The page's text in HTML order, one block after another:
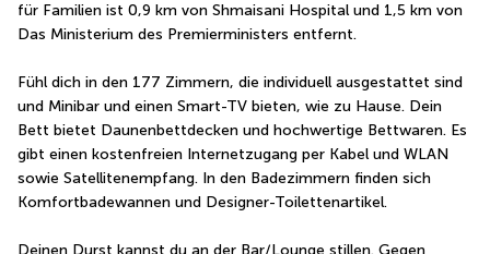
für Familien ist 0,9 km von Shmaisani Hospital und 1,5 km von
Das Ministerium des Premierministers entfernt.
Fühl dich in den 177 Zimmern, die individuell ausgestattet sind
und Minibar und einen Smart-TV bieten, wie zu Hause. Dein
Bett bietet Daunenbettdecken und hochwertige Bettwaren. Es
gibt einen kostenfreien Internetzugang per Kabel und WLAN
sowie Satellitenempfang. In den Badezimmern finden sich
Komfortbadewannen und Designer-Toilettenartikel.
Deinen Durst kannst du an der Bar/Lounge stillen. Gegen